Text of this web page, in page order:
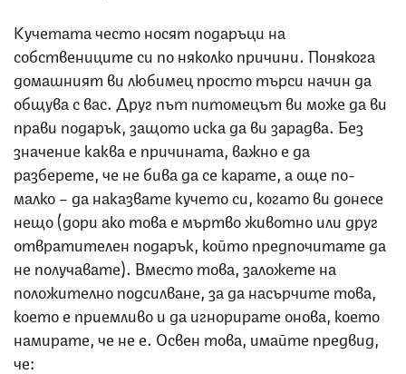
Кучетата често носят подаръци на
собствениците си по няколко причини. Понякога
домашният ви любимец просто търси начин да
общува с вас. Друг път питомецът ви може да ви
прави подарък, защото иска да ви зарадва. Без
значение каква е причината, важно е да
разберете, че не бива да се карате, а още по-
малко – да наказвате кучето си, когато ви донесе
нещо (дори ако това е мъртво животно или друг
отвратителен подарък, който предпочитате да
не получавате). Вместо това, заложете на
положително подсилване, за да насърчите това,
което е приемливо и да игнорирате онова, което
намирате, че не е. Освен това, имайте предвид,
че: